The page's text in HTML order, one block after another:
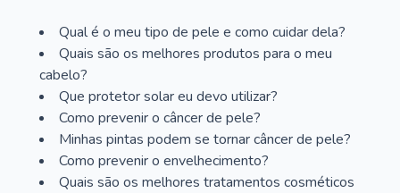
Qual é o meu tipo de pele e como cuidar dela?
Quais são os melhores produtos para o meu
cabelo?
Que protetor solar eu devo utilizar?
Como prevenir o câncer de pele?
Minhas pintas podem se tornar câncer de pele?
Como prevenir o envelhecimento?
Quais são os melhores tratamentos cosméticos